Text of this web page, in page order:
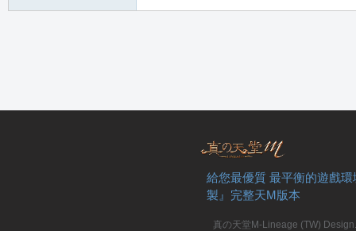
給您最優質 最平衡的遊戲
製』完整天M版本
真の天堂M-Lineage (TW)